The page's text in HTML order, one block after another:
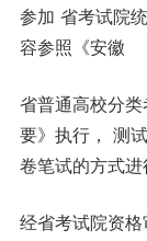
参加 省考试院
容参照《安徽
省普通高校分
要》执行， 测
卷笔试的方式进
经省考试院资